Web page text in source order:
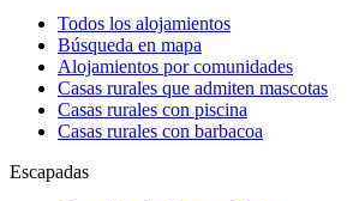
Todos los alojamientos
Búsqueda en mapa
Alojamientos por comunidades
Casas rurales que admiten mascotas
Casas rurales con piscina
Casas rurales con barbacoa
Escapadas